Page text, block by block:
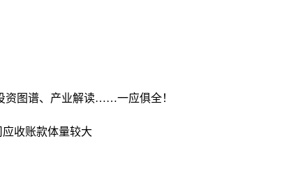
资图谱、产业解读……一应俱全！
应收账款体量较大